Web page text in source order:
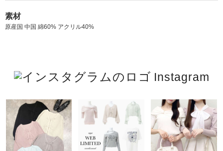
素材
原産国 中国 綿60% アクリル40%
Instagram